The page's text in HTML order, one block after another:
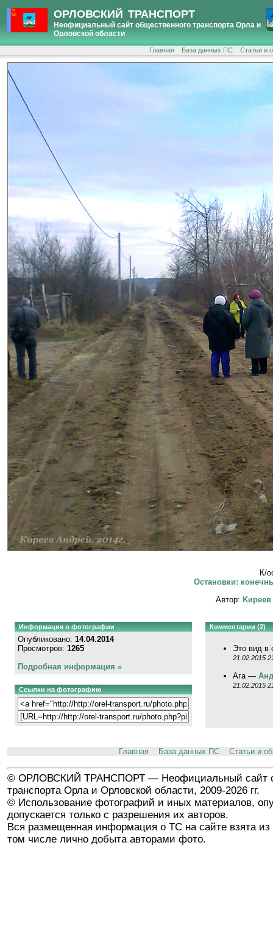
ОРЛОВСКИЙ ТРАНСПОРТ
Неофициальный сайт общественного транспорта Орла и
Орловской области
Главная База данных ПС Статьи и
К/
Остановки:
Автор:
Информация о фотографии
Опубликовано: 14.04.2014
Просмотров: 1265
Подробная информация »
Ссылки на фотографию
Комментарии (2)
Это вид в
21.02.2015
Ага —
21.02.2015
Главная База данных ПС Статьи и
© ОРЛОВСКИЙ ТРАНСПОРТ — Неофициальный сайт
транспорта Орла и Орловской области, 2009-2026 гг.
© Использование фотографий и иных материалов,
допускается только с разрешения их авторов.
Вся размещенная информация о ТС на сайте взята из
том числе лично добыта авторами фото.